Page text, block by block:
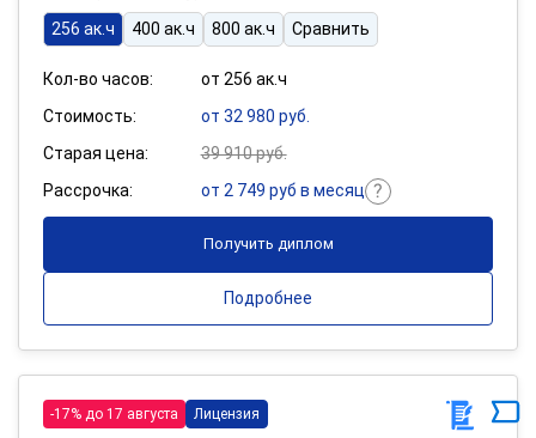
256 ак.ч
400 ак.ч 800 ак.ч Сравнить
Кол-во часов:
от 256 ак.ч
Стоимость:
от 32 980 руб.
Старая цена:
39 910 руб.
Рассрочка:
от 2 749 руб в месяц
Получить диплом
Подробнее
-17% до 17 августа Лицензия